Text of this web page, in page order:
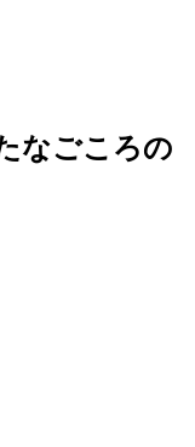
なごころの